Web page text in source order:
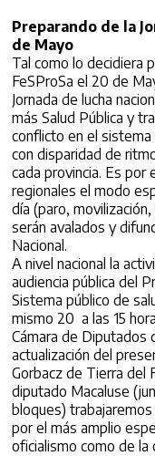
Preparando de la
de Mayo
Tal como lo decidiera
FeSProSa el 20 de
Jornada de lucha
más Salud Pública y
conflicto en el sistema
con disparidad de
cada provincia. Es por
regionales el modo
día (paro,
serán avalados y
Nacional.
A nivel nacional la
audiencia pública del
Sistema público de
mismo 20 a las 15
Cámara de Diputados
actualización del
Gorbacz de Tierra del
diputado Macaluse
bloques)
por el más amplio
oficialismo como de la